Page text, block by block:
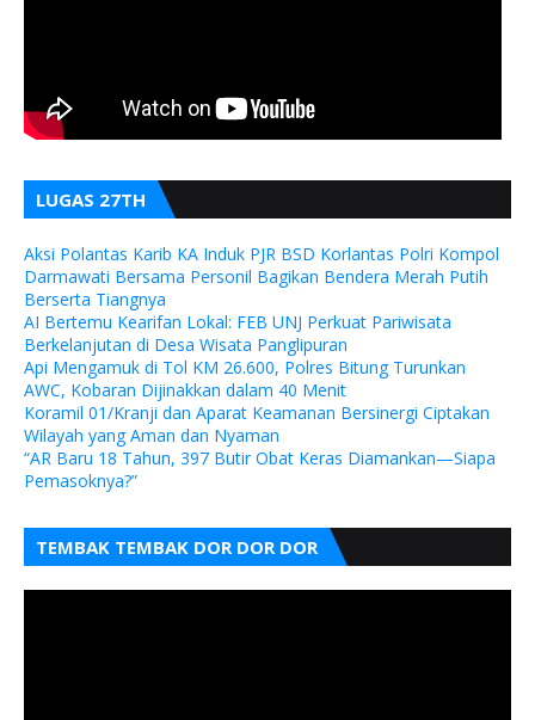
LUGAS 27TH
Aksi Polantas Karib KA Induk PJR BSD Korlantas Polri Kompol
Darmawati Bersama Personil Bagikan Bendera Merah Putih
Berserta Tiangnya
AI Bertemu Kearifan Lokal: FEB UNJ Perkuat Pariwisata
Berkelanjutan di Desa Wisata Panglipuran
Api Mengamuk di Tol KM 26.600, Polres Bitung Turunkan
AWC, Kobaran Dijinakkan dalam 40 Menit
Koramil 01/Kranji dan Aparat Keamanan Bersinergi Ciptakan
Wilayah yang Aman dan Nyaman
“AR Baru 18 Tahun, 397 Butir Obat Keras Diamankan—Siapa
Pemasoknya?”
TEMBAK TEMBAK DOR DOR DOR